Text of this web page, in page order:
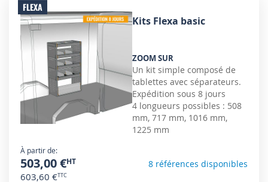
FLEXA
Kits Flexa basic
ZOOM SUR
Un kit simple composé de
tablettes avec séparateurs.
Expédition sous 8 jours
4 longueurs possibles : 508
mm, 717 mm, 1016 mm,
1225 mm
À partir de
503,00 €
603,60 €
8 références disponibles